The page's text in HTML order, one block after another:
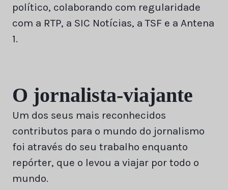
político, colaborando com regularidade
com a RTP, a SIC Notícias, a TSF e a Antena
1.
O jornalista-viajante
Um dos seus mais reconhecidos
contributos para o mundo do jornalismo
foi através do seu trabalho enquanto
repórter, que o levou a viajar por todo o
mundo.